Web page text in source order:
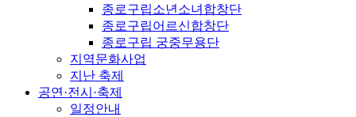
종로구립소년소녀합창단
종로구립어르신합창단
종로구립 궁중무용단
지역문화사업
지난 축제
공연·전시·축제
일정안내